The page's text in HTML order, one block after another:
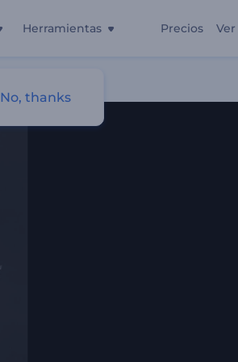
Herramientas Precios Ver
No, thanks